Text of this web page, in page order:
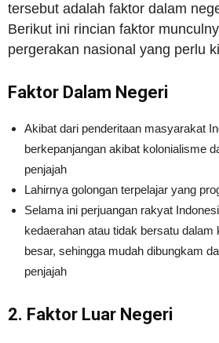
tersebut adalah faktor dalam
Berikut ini rincian faktor
pergerakan nasional yang perlu
Faktor Dalam Negeri
Akibat dari penderitaan masyarakat
berkepanjangan akibat kolonialisme
penjajah
Lahirnya golongan terpelajar yang
Selama ini perjuangan rakyat
kedaerahan atau tidak bersatu dalam
besar, sehingga mudah dibungkam
penjajah
2. Faktor Luar Negeri